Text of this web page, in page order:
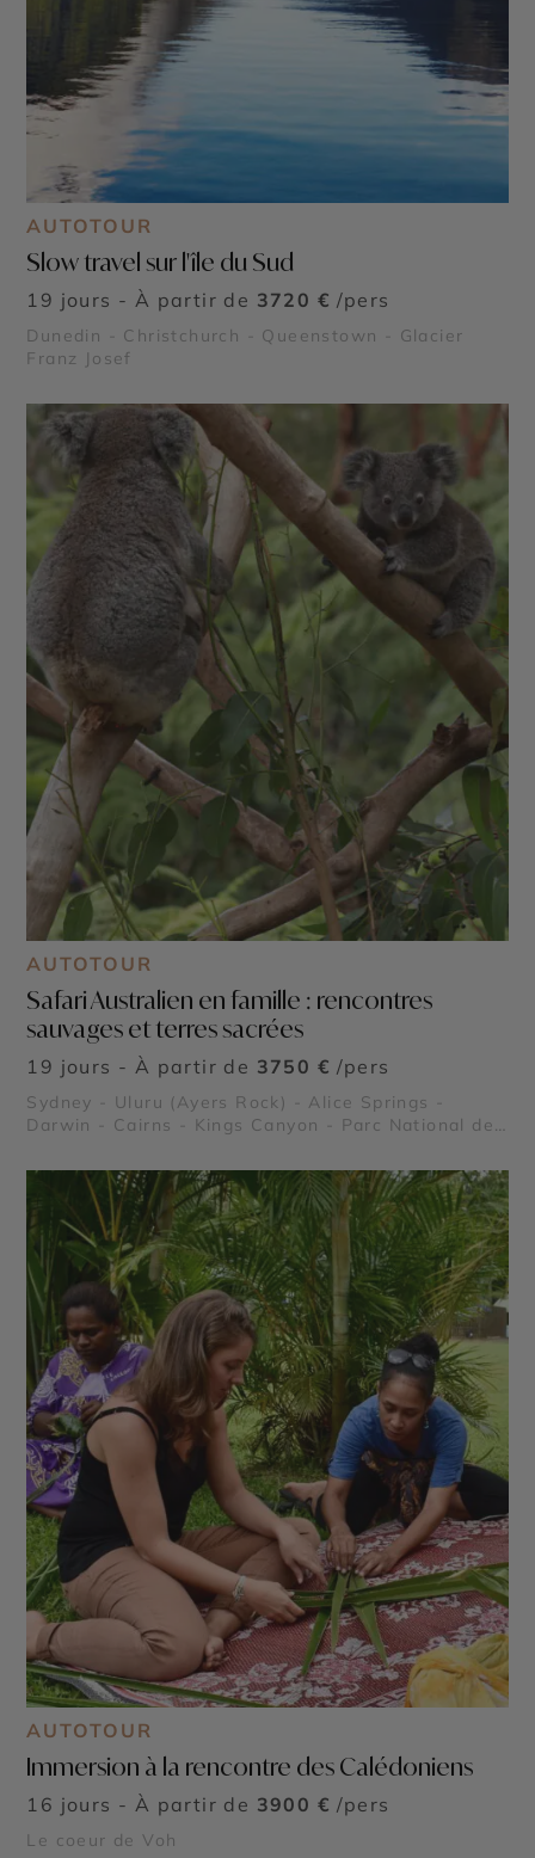
AUTOTOUR
Slow travel sur l'île du Sud
19 jours - À partir de 3720 € /pers
Dunedin - Christchurch - Queenstown - Glacier
Franz Josef
AUTOTOUR
Safari Australien en famille : rencontres
sauvages et terres sacrées
19 jours - À partir de 3750 € /pers
Sydney - Uluru (Ayers Rock) - Alice Springs -
Darwin - Cairns - Kings Canyon - Parc National de
AUTOTOUR
Immersion à la rencontre des Calédoniens
16 jours - À partir de 3900 € /pers
Le coeur de Voh